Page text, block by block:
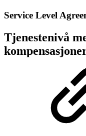
Service Level
Tjenestenivå